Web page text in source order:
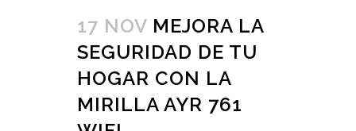
17 NOV MEJORA LA
SEGURIDAD DE TU
HOGAR CON LA
MIRILLA AYR 761